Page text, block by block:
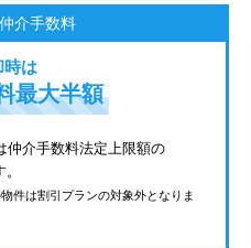
介手数料
時は
最大半額
仲介手数料法定上限額の
件は割引プランの対象外となりま